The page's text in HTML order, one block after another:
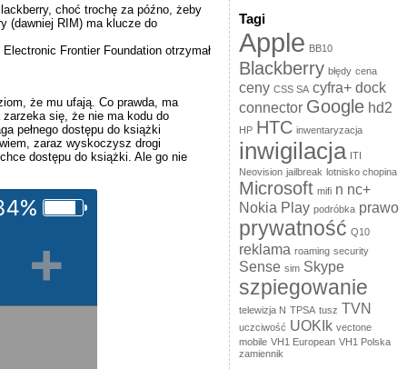
choć trochę za późno, żeby
(dawniej RIM) ma klucze do
Frontier Foundation otrzymał
że mu ufają. Co prawda, ma
się, że nie ma kodu do
pełnego dostępu do książki
zaraz wyskoczysz drogi
dostępu do książki. Ale go nie
Tagi
Apple BB10
Blackberry błędy cena
ceny CSS SA cyfra+ dock
connector Google hd2
HP HTC inwentaryzacja
inwigilacja ITI
Neovision jailbreak lotnisko chopina
Microsoft mifi n nc+
Nokia Play podróbka prawo
prywatność Q10
reklama roaming security
Sense sim Skype
szpiegowanie
telewizja N TPSA tusz TVN
uczciwość UOKIk vectone
mobile VH1 European VH1 Polska
zamiennik